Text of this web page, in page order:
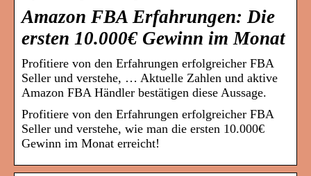
Amazon FBA Erfahrungen: Die
ersten 10.000€ Gewinn im Monat
Profitiere von den Erfahrungen erfolgreicher FBA
Seller und verstehe, … Aktuelle Zahlen und aktive
Amazon FBA Händler bestätigen diese Aussage.
Profitiere von den Erfahrungen erfolgreicher FBA
Seller und verstehe, wie man die ersten 10.000€
Gewinn im Monat erreicht!